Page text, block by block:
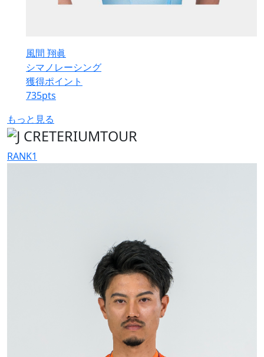
風間 翔眞
シマノレーシング
獲得ポイント
735pts
もっと見る
RANK1